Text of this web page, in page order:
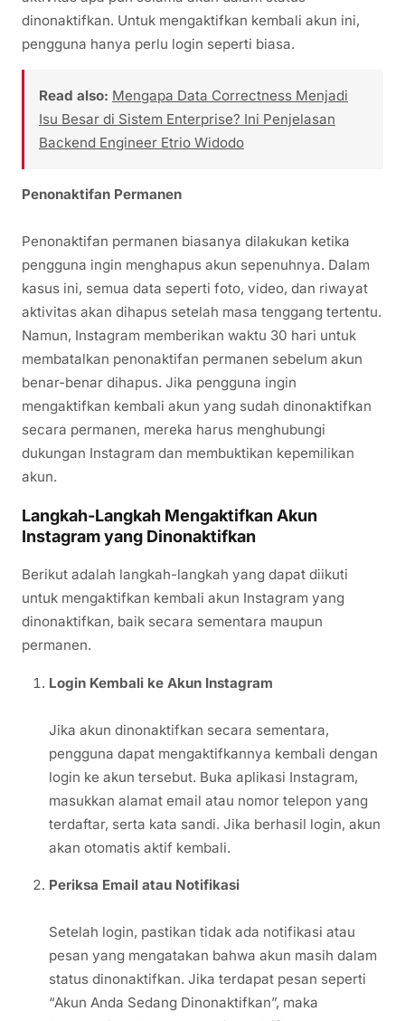
dinonaktifkan. Untuk mengaktifkan kembali akun ini,
pengguna hanya perlu login seperti biasa.
Read also: Mengapa Data Correctness Menjadi
Isu Besar di Sistem Enterprise? Ini Penjelasan
Backend Engineer Etrio Widodo
Penonaktifan Permanen
Penonaktifan permanen biasanya dilakukan ketika
pengguna ingin menghapus akun sepenuhnya. Dalam
kasus ini, semua data seperti foto, video, dan riwayat
aktivitas akan dihapus setelah masa tenggang tertentu.
Namun, Instagram memberikan waktu 30 hari untuk
membatalkan penonaktifan permanen sebelum akun
benar-benar dihapus. Jika pengguna ingin
mengaktifkan kembali akun yang sudah dinonaktifkan
secara permanen, mereka harus menghubungi
dukungan Instagram dan membuktikan kepemilikan
akun.
Langkah-Langkah Mengaktifkan Akun
Instagram yang Dinonaktifkan
Berikut adalah langkah-langkah yang dapat diikuti
untuk mengaktifkan kembali akun Instagram yang
dinonaktifkan, baik secara sementara maupun
permanen.
Login Kembali ke Akun Instagram
Jika akun dinonaktifkan secara sementara,
pengguna dapat mengaktifkannya kembali dengan
login ke akun tersebut. Buka aplikasi Instagram,
masukkan alamat email atau nomor telepon yang
terdaftar, serta kata sandi. Jika berhasil login, akun
akan otomatis aktif kembali.
Periksa Email atau Notifikasi
Setelah login, pastikan tidak ada notifikasi atau
pesan yang mengatakan bahwa akun masih dalam
status dinonaktifkan. Jika terdapat pesan seperti
“Akun Anda Sedang Dinonaktifkan”, maka